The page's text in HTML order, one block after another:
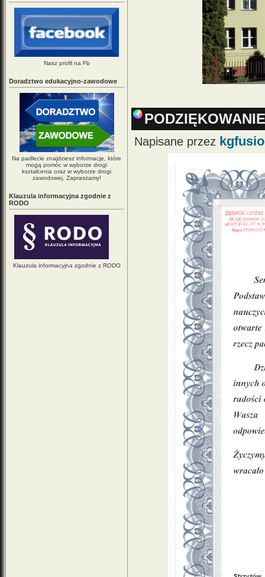
Nasz profil na Fb
Doradztwo edukacyjno-zawodowe
Na padlecie znajdziesz informacje, które
mogą pomóc w wyborze drogi
kształcenia oraz w wyborze drogi
zawodowej. Zapraszamy!
Klauzula informacyjna zgodnie z
RODO
Klauzula informacyjna zgodnie z RODO
PODZIĘKOWANIE
Napisane przez